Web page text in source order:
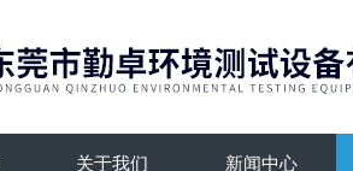
关于我们 新闻中心